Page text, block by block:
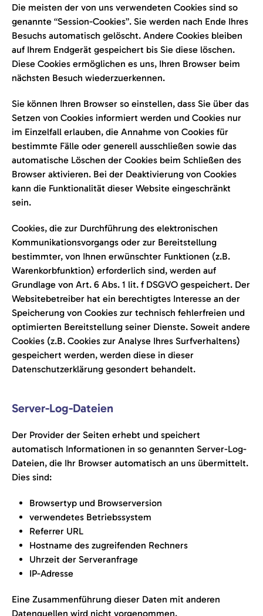
Die meisten der von uns verwendeten Cookies sind so
genannte “Session-Cookies”. Sie werden nach Ende Ihres
Besuchs automatisch gelöscht. Andere Cookies bleiben
auf Ihrem Endgerät gespeichert bis Sie diese löschen.
Diese Cookies ermöglichen es uns, Ihren Browser beim
nächsten Besuch wiederzuerkennen.
Sie können Ihren Browser so einstellen, dass Sie über das
Setzen von Cookies informiert werden und Cookies nur
im Einzelfall erlauben, die Annahme von Cookies für
bestimmte Fälle oder generell ausschließen sowie das
automatische Löschen der Cookies beim Schließen des
Browser aktivieren. Bei der Deaktivierung von Cookies
kann die Funktionalität dieser Website eingeschränkt
sein.
Cookies, die zur Durchführung des elektronischen
Kommunikationsvorgangs oder zur Bereitstellung
bestimmter, von Ihnen erwünschter Funktionen (z.B.
Warenkorbfunktion) erforderlich sind, werden auf
Grundlage von Art. 6 Abs. 1 lit. f DSGVO gespeichert. Der
Websitebetreiber hat ein berechtigtes Interesse an der
Speicherung von Cookies zur technisch fehlerfreien und
optimierten Bereitstellung seiner Dienste. Soweit andere
Cookies (z.B. Cookies zur Analyse Ihres Surfverhaltens)
gespeichert werden, werden diese in dieser
Datenschutzerklärung gesondert behandelt.
Server-Log-Dateien
Der Provider der Seiten erhebt und speichert
automatisch Informationen in so genannten Server-Log-
Dateien, die Ihr Browser automatisch an uns übermittelt.
Dies sind:
Browsertyp und Browserversion
verwendetes Betriebssystem
Referrer URL
Hostname des zugreifenden Rechners
Uhrzeit der Serveranfrage
IP-Adresse
Eine Zusammenführung dieser Daten mit anderen
Datenquellen wird nicht vorgenommen.